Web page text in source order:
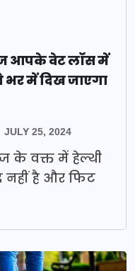
आपके वेट लॉस में
में दिख जाएगा
JULY 25, 2024
के वक्त में हेल्थी
है और फिट